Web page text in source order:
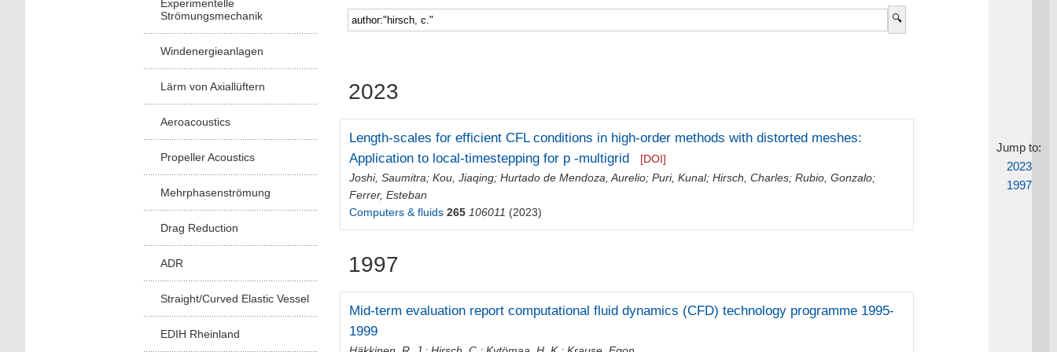
Experimentelle
Strömungsmechanik
Windenergieanlagen
Lärm von Axiallüftern
Aeroacoustics
Propeller Acoustics
Mehrphasenströmung
Drag Reduction
ADR
Straight/Curved Elastic Vessel
EDIH Rheinland
Jump to:
2023
1997
2023
Length-scales for efficient CFL conditions in high-order methods with distorted meshes:
Application to local-timestepping for p -multigrid
[DOI]
Joshi, Saumitra;Kou, Jiaqing;Hurtado de Mendoza, Aurelio;Puri, Kunal;Hirsch, Charles;Rubio, Gonzalo;
Ferrer, Esteban
Computers & fluids 265 106011 (2023)
1997
Mid-term evaluation report computational fluid dynamics (CFD) technology programme 1995-
1999